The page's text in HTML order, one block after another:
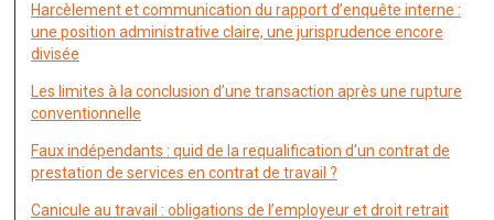
Harcèlement et communication du rapport d’enquête interne :
une position administrative claire, une jurisprudence encore
divisée
Les limites à la conclusion d’une transaction après une rupture
conventionnelle
Faux indépendants : quid de la requalification d’un contrat de
prestation de services en contrat de travail ?
Canicule au travail : obligations de l’employeur et droit retrait